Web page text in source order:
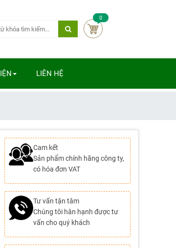
0
LIÊN HỆ
Cam kết
Sản phẩm chính hãng công ty,
có hóa đơn VAT
Tư vấn tận tâm
Chúng tôi hân hạnh được tư
vấn cho quý khách